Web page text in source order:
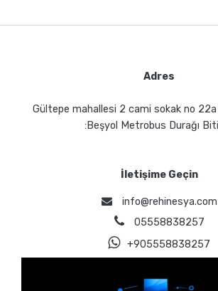
Adres
Gültepe mahallesi 2 cami sokak no
:Beşyol Metrobus Durağı
İletişime Geçin
info@rehinesya.com
05558838257
+905558838257